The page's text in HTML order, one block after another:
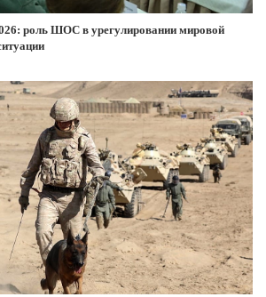
роль ШОС в урегулировании мировой